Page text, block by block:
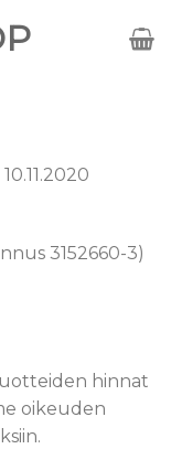
3152660-3)
hinnat
oikeuden